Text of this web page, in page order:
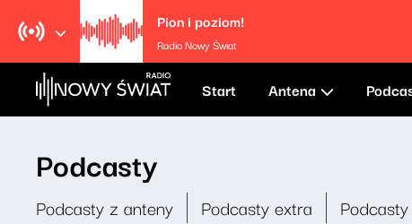
Pion i poziom!
Radio Nowy Świat
Start Antena
Podcasty
Podcasty z anteny Podcasty extra